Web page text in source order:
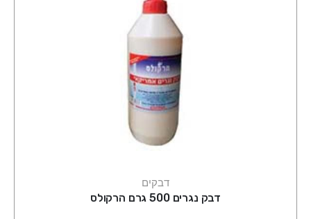
דבקים
דבק נגרים 500 גרם הרקולס